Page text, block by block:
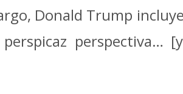
Donald Trump
perspectiva…